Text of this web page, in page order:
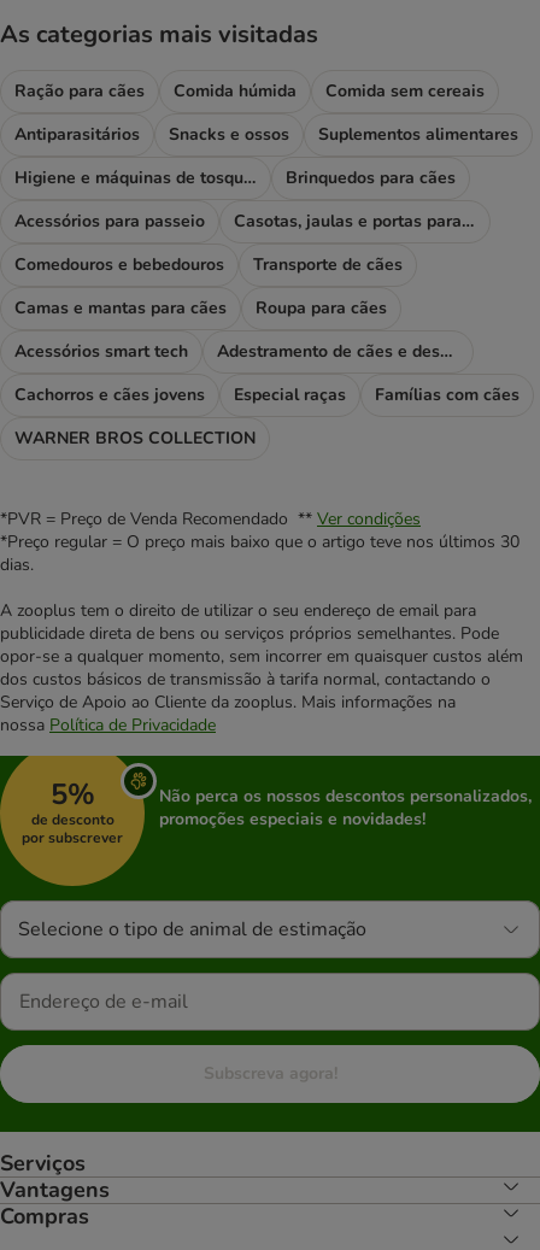
As categorias mais visitadas
Ração para cães Comida húmida
Comida sem cereais
Antiparasitários
Snacks e ossos
Suplementos alimentares
Higiene e máquinas de tosquiar
Brinquedos para cães
Acessórios para passeio
Casotas, jaulas e portas para cães
Comedouros e bebedouros
Transporte de cães
Camas e mantas para cães
Roupa para cães
Acessórios smart tech
Adestramento de cães e desporto
Cachorros e cães jovens
Especial raças
Famílias com cães
WARNER BROS COLLECTION
*PVR = Preço de Venda Recomendado ** Ver condições
*Preço regular = O preço mais baixo que o artigo teve nos últimos 30
dias.
A zooplus tem o direito de utilizar o seu endereço de email para
publicidade direta de bens ou serviços próprios semelhantes. Pode
opor-se a qualquer momento, sem incorrer em quaisquer custos além
dos custos básicos de transmissão à tarifa normal, contactando o
Serviço de Apoio ao Cliente da zooplus. Mais informações na
nossa Política de Privacidade
5%
de desconto
por subscrever
Não perca os nossos descontos personalizados,
promoções especiais e novidades!
Selecione o tipo de animal de estimação
Subscreva agora!
Serviços
Vantagens
Compras